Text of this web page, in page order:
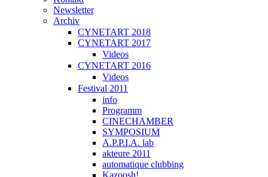
Newsletter
Archiv
CYNETART 2018
CYNETART 2017
Videos
CYNETART 2016
Videos
Festival 2011
info
Programm
CINECHAMBER
SYMPOSIUM
A.P.P.I.A. lab
akteure 2011
automatique clubbing
Kazoosh!